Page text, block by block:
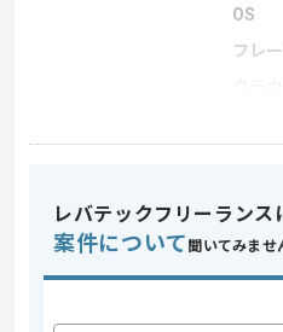
OS
フレ
ム
特徴
レバテックフリーランス
案件について 聞いてみませ